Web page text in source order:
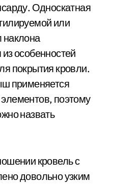
Односкатная
или
наклона
особенностей
покрытия кровли.
применяется
поэтому
назвать
кровель с
довольно узким